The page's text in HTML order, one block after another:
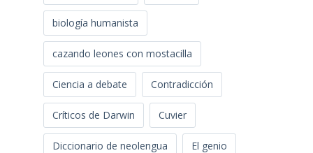
biología humanista
cazando leones con mostacilla
Ciencia a debate Contradicción
Críticos de Darwin Cuvier
Diccionario de neolengua El genio